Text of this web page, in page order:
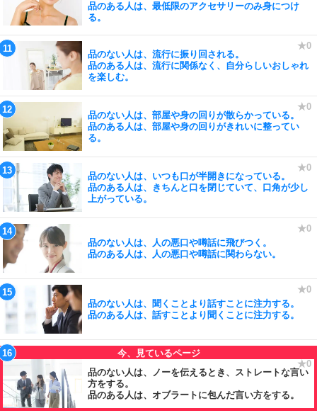
品のある人は、最低限のアクセサリーのみ身につけ
る。
品のない人は、流行に振り回される。
品のある人は、流行に関係なく、自分らしいおしゃれ
を楽しむ。
品のない人は、部屋や身の回りが散らかっている。
品のある人は、部屋や身の回りがきれいに整ってい
る。
品のない人は、いつも口が半開きになっている。
品のある人は、きちんと口を閉じていて、口角が少し
上がっている。
品のない人は、人の悪口や噂話に飛びつく。
品のある人は、人の悪口や噂話に関わらない。
品のない人は、聞くことより話すことに注力する。
品のある人は、話すことより聞くことに注力する。
品のない人は、ノーを伝えるとき、ストレートな言い
方をする。
品のある人は、オブラートに包んだ言い方をする。